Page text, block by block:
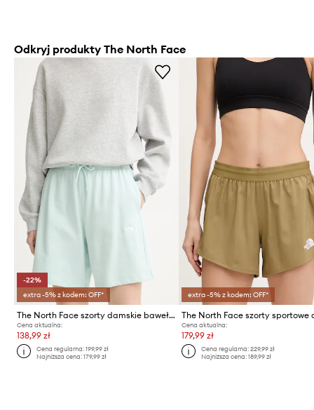
Odkryj produkty The North Face
-22%
extra -5% z kodem: OFF*
The North Face szorty damskie bawełniane Essential Light
Cena aktualna:
138,99 zł
Cena regularna:199,99 zł
Najniższa cena:179,99 zł
extra -5% z kodem: OFF*
Cena aktualna:
179,99 zł
Cena regularna: 229,99 zł
Najniższa cena: 189,99 zł